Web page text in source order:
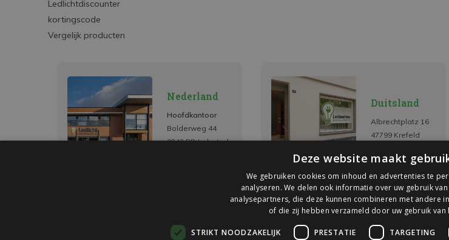
Ledlichtdiscounter
kortingscode
Vergelijk producten
Nederland
Hoofdkantoor
Bolderweg 44
8243 RD Lelystad
Duitsland
Albrechtplatz 16
47799 Krefeld
Deze website maakt
We gebruiken cookies om inhoud en advertenties te
analyseren. We delen ook informatie over uw gebruik
analysepartners, die deze kunnen combineren met andere
of die zij hebben verzameld door uw gebruik van
STRIKT NOODZAKELIJK PRESTATIE TARGETING